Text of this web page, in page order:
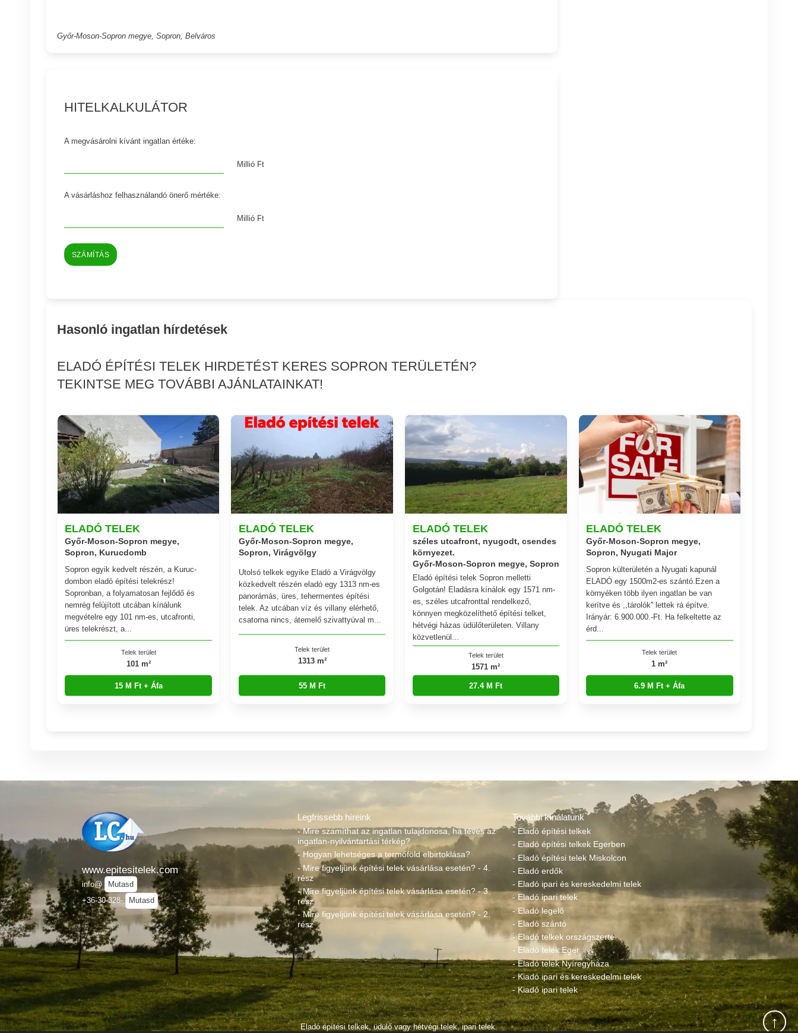
Győr-Moson-Sopron megye, Sopron, Belváros
HITELKALKULÁTOR
A megvásárolni kívánt ingatlan értéke:
Millió Ft
A vásárláshoz felhasználandó önerő mértéke:
Millió Ft
SZÁMÍTÁS
Hasonló ingatlan hírdetések
ELADÓ ÉPÍTÉSI TELEK HIRDETÉST KERES SOPRON TERÜLETÉN?
TEKINTSE MEG TOVÁBBI AJÁNLATAINKAT!
ELADÓ TELEK
Győr-Moson-Sopron megye,
Sopron, Kurucdomb
Sopron egyik kedvelt részén, a Kuruc-
dombon eladó építési telekrész!
Sopronban, a folyamatosan fejlődő és
nemrég felújított utcában kínálunk
megvételre egy 101 nm-es, utcafronti,
üres telekrészt, a...
Telek terület
101 m²
15 M Ft + Áfa
ELADÓ TELEK
Győr-Moson-Sopron megye,
Sopron, Virágvölgy
Utolsó telkek egyike Eladó a Virágvölgy
közkedvelt részén eladó egy 1313 nm-es
panorámás, üres, tehermentes építési
telek. Az utcában víz és villany elérhető,
csatorna nincs, átemelő szivattyúval m...
Telek terület
1313 m²
55 M Ft
ELADÓ TELEK
széles utcafront, nyugodt, csendes
környezet.
Győr-Moson-Sopron megye, Sopron
Eladó építési telek Sopron melletti
Golgotán! Eladásra kínálok egy 1571 nm-
es, széles utcafronttal rendelkező,
könnyen megközelíthető építési telket,
hétvégi házas üdülőterületen. Villany
közvetlenül...
Telek terület
1571 m²
27.4 M Ft
ELADÓ TELEK
Győr-Moson-Sopron megye,
Sopron, Nyugati Major
Sopron külterületén a Nyugati kapunál
ELADÓ egy 1500m2-es szántó.Ezen a
környéken több ilyen ingatlan be van
kerítve és ,,tárolók'' lettek rá építve.
Irányár: 6.900.000.-Ft. Ha felkeltette az
érd...
Telek terület
1 m²
6.9 M Ft + Áfa
↑
www.epitesitelek.com
info@
Mutasd
+36-30-328-
Mutasd
Legfrissebb híreink
- Mire számíthat az ingatlan tulajdonosa, ha téves az
ingatlan-nyilvántartási térkép?
- Hogyan lehetséges a termőföld elbirtoklása?
- Mire figyeljünk építési telek vásárlása esetén? - 4.
rész
- Mire figyeljünk építési telek vásárlása esetén? - 3.
rész
- Mire figyeljünk építési telek vásárlása esetén? - 2.
rész
További kínálatunk
- Eladó építési telkek
- Eladó építési telkek Egerben
- Eladó építési telek Miskolcon
- Eladó erdők
- Eladó ipari és kereskedelmi telek
- Eladó ipari telek
- Eladó legelő
- Eladó szántó
- Eladó telkek országszerte
- Eladó telek Eger
- Eladó telek Nyíregyháza
- Kiadó ipari és kereskedelmi telek
- Kiadó ipari telek
Eladó építési telkek, üdülő vagy hétvégi telek, ipari telek.